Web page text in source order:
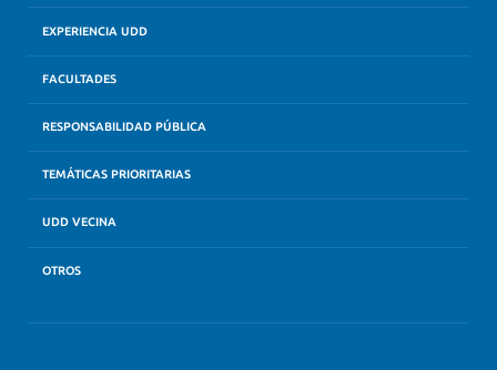
EXPERIENCIA UDD
FACULTADES
RESPONSABILIDAD PÚBLICA
TEMÁTICAS PRIORITARIAS
UDD VECINA
OTROS